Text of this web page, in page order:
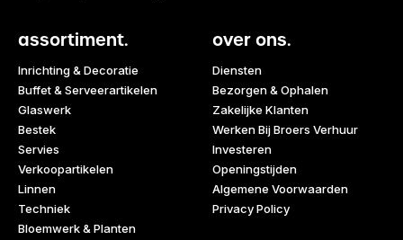
assortiment.
Inrichting & Decoratie
Buffet & Serveerartikelen
Glaswerk
Bestek
Servies
Verkoopartikelen
Linnen
Techniek
Bloemwerk & Planten
over ons.
Diensten
Bezorgen & Ophalen
Zakelijke Klanten
Werken Bij Broers Verhuur
Investeren
Openingstijden
Algemene Voorwaarden
Privacy Policy